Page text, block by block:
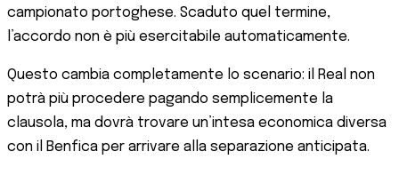
campionato portoghese. Scaduto quel termine,
l’accordo non è più esercitabile automaticamente.
Questo cambia completamente lo scenario: il Real non
potrà più procedere pagando semplicemente la
clausola, ma dovrà trovare un’intesa economica diversa
con il Benfica per arrivare alla separazione anticipata.